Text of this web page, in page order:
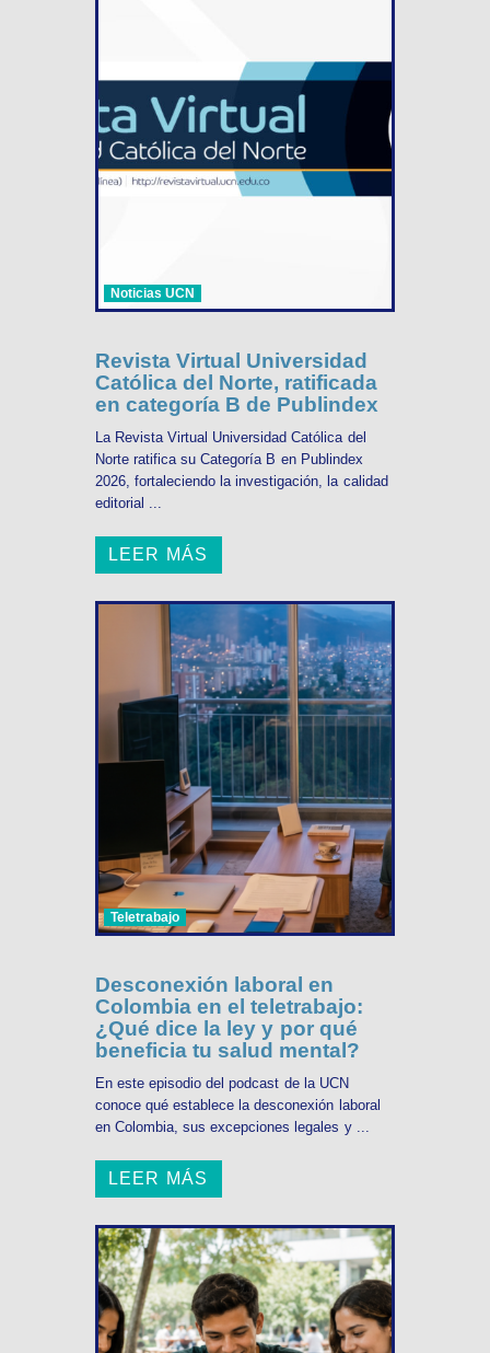
Noticias UCN
Revista Virtual Universidad
Católica del Norte, ratificada
en categoría B de Publindex
La Revista Virtual Universidad Católica del
Norte ratifica su Categoría B en Publindex
2026, fortaleciendo la investigación, la calidad
editorial ...
LEER MÁS
Teletrabajo
Desconexión laboral en
Colombia en el teletrabajo:
¿Qué dice la ley y por qué
beneficia tu salud mental?
En este episodio del podcast de la UCN
conoce qué establece la desconexión laboral
en Colombia, sus excepciones legales y ...
LEER MÁS